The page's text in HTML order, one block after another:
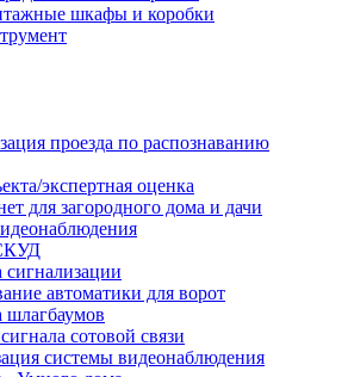
шкафы и коробки
проезда по распознаванию
экспертная оценка
для загородного дома и дачи
сигнализации
автоматики для ворот
шлагбаумов
сотовой связи
системы видеонаблюдения